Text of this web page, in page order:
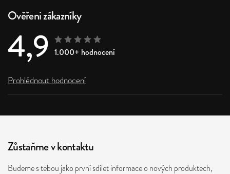
Ověřeni zákazníky
4,9 1.000+ hodnocení
Prohlédnout hodnocení
Zůstaňme v kontaktu
Budeme s tebou jako první sdílet informace o nových produktech,